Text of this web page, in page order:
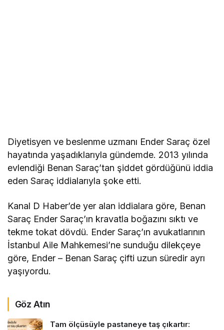
Diyetisyen ve beslenme uzmanı Ender Saraç özel
hayatında yaşadıklarıyla gündemde. 2013 yılında
evlendiği Benan Saraç’tan şiddet gördüğünü iddia
eden Saraç iddialarıyla şoke etti.
Kanal D Haber’de yer alan iddialara göre, Benan
Saraç Ender Saraç’ın kravatla boğazını sıktı ve
tekme tokat dövdü. Ender Saraç’ın avukatlarının
İstanbul Aile Mahkemesi’ne sunduğu dilekçeye
göre, Ender – Benan Saraç çifti uzun süredir ayrı
yaşıyordu.
Göz Atın
Tam ölçüsüyle pastaneye taş çıkartır: